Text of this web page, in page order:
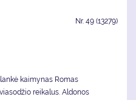
Nr. 49 (13279)
kaimynas Romas
reikalus. Aldonos